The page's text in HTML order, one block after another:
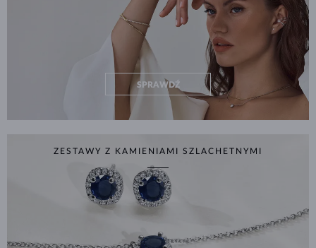
SPRAWDŹ
ZESTAWY Z KAMIENIAMI SZLACHETNYMI